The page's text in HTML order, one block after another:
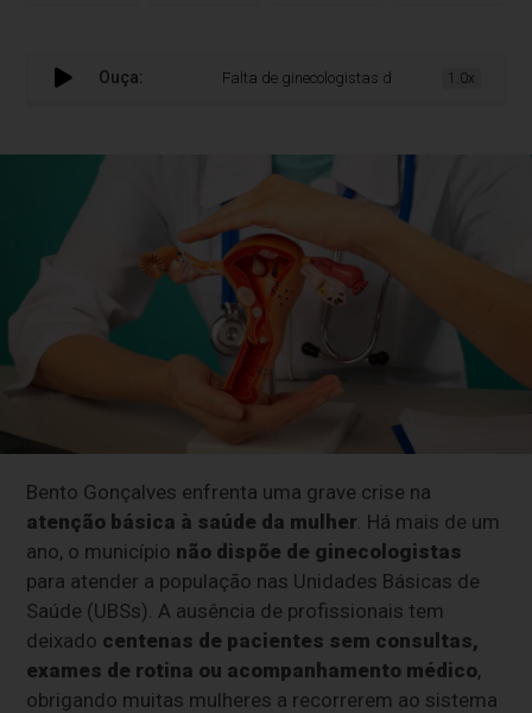
Ouça: Falta de ginecologistas deixa mulheres “à própria
1.0x
Bento Gonçalves enfrenta uma grave crise na
atenção básica à saúde da mulher . Há mais de um
ano, o município não dispõe de ginecologistas
para atender a população nas Unidades Básicas de
Saúde (UBSs). A ausência de profissionais tem
deixado centenas de pacientes sem consultas,
exames de rotina ou acompanhamento médico,
obrigando muitas mulheres a recorrerem ao sistema